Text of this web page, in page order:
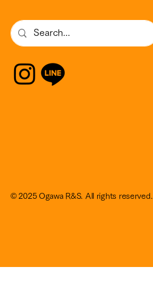
© 2025 Ogawa R&S. All rights reserved.